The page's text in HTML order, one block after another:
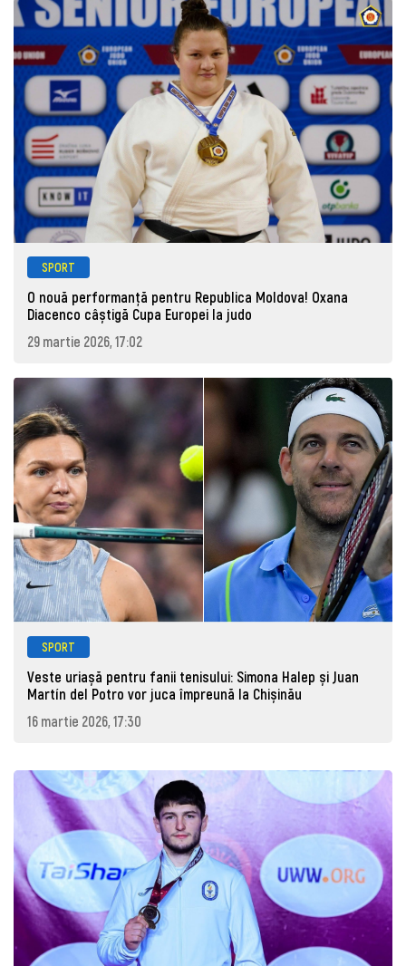
SPORT
O nouă performanță pentru Republica Moldova! Oxana
Diacenco câștigă Cupa Europei la judo
29 martie 2026, 17:02
SPORT
Veste uriașă pentru fanii tenisului: Simona Halep și Juan
Martín del Potro vor juca împreună la Chișinău
16 martie 2026, 17:30